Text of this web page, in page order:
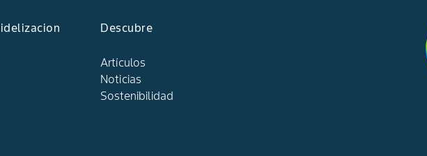
Descubre
Artículos
Noticias
Sostenibilidad